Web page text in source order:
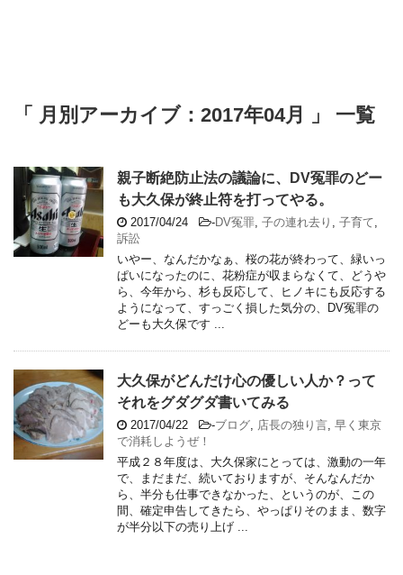
「 月別アーカイブ：2017年04月 」 一覧
親子断絶防止法の議論に、DV冤罪のどー
も大久保が終止符を打ってやる。
2017/04/24 -DV冤罪 子の連れ去り 子育て
訴訟
いやー、なんだかなぁ、桜の花が終わって、緑いっ
ぱいになったのに、花粉症が収まらなくて、どうや
ら、今年から、杉も反応して、ヒノキにも反応する
ようになって、すっごく損した気分の、DV冤罪の
どーも大久保です ...
大久保がどんだけ心の優しい人か？って
それをグダグダ書いてみる
2017/04/22 -ブログ 店長の独り言 早く東京
で消耗しようぜ！
平成２８年度は、大久保家にとっては、激動の一年
で、まだまだ、続いておりますが、そんなんだか
ら、半分も仕事できなかった、というのが、この
間、確定申告してきたら、やっぱりそのまま、数字
が半分以下の売り上げ ...